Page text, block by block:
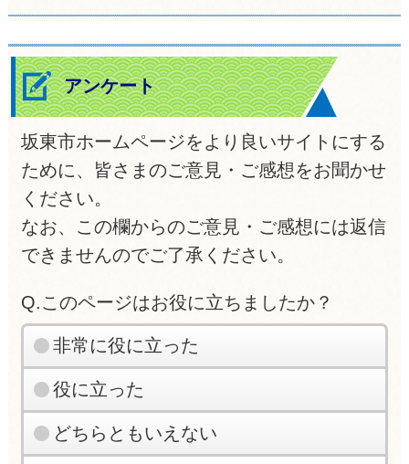
アンケート
坂東市ホームページをより良いサイトにする
ために、皆さまのご意見・ご感想をお聞かせ
ください。
なお、この欄からのご意見・ご感想には返信
できませんのでご了承ください。
Q.このページはお役に立ちましたか？
非常に役に立った
役に立った
どちらともいえない